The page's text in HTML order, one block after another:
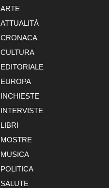
ARTE
ATTUALITÀ
CRONACA
CULTURA
EDITORIALE
EUROPA
INCHIESTE
INTERVISTE
LIBRI
MOSTRE
MUSICA
POLITICA
SALUTE